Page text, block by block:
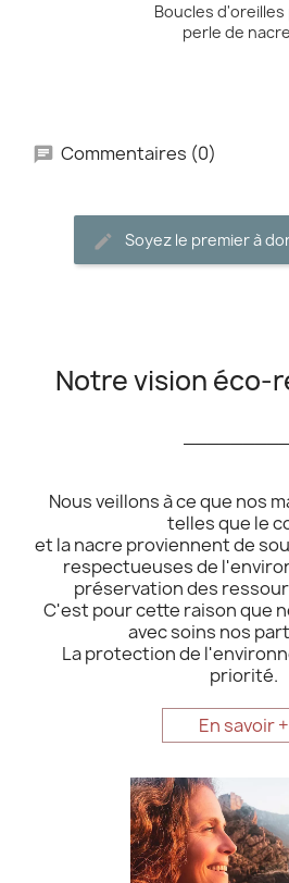
Boucles
perle de
Commentaires (0)
Soyez le premier à
Notre vision éco-
Nous veillons à ce que nos
telles que le
et la nacre proviennent de
respectueuses de
préservation des
C'est pour cette raison que
avec soins nos
La protection de
priorité.
En savoir +